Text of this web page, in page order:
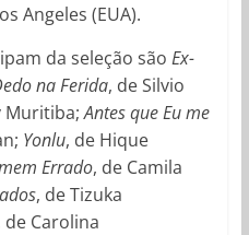
Angeles (EUA).
da seleção são Ex-
na Ferida, de Silvio
Muritiba;Antes que Eu me
Yonlu, de Hique
Errado, de Camila
, de Tizuka
de Carolina